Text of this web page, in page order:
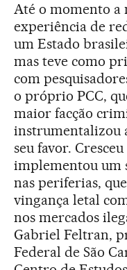
Até o momento a
experiência de
um Estado
mas teve como
com
o próprio PCC,
maior facção
instrumentalizou
seu favor.
implementou um
nas periferias,
vingança letal
nos mercados
Gabriel Feltran,
Federal de São